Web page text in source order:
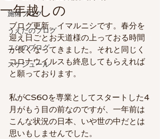
施術ブログ
うえだのブログ
ニシのブログ
スケジュール
一年越しの
ブログ更新。イマルニシです。春分を
迎え日ごとお天道様の上っておる時間
が長くなってきました。それと同じく
コロナウイルスも終息してもらえれば
と願っております。
私がCS60を専業としてスタートした4
月がもう目の前なのですが、一年前は
こんな状況の日本、いや世の中だとは
思いもしませんでした。